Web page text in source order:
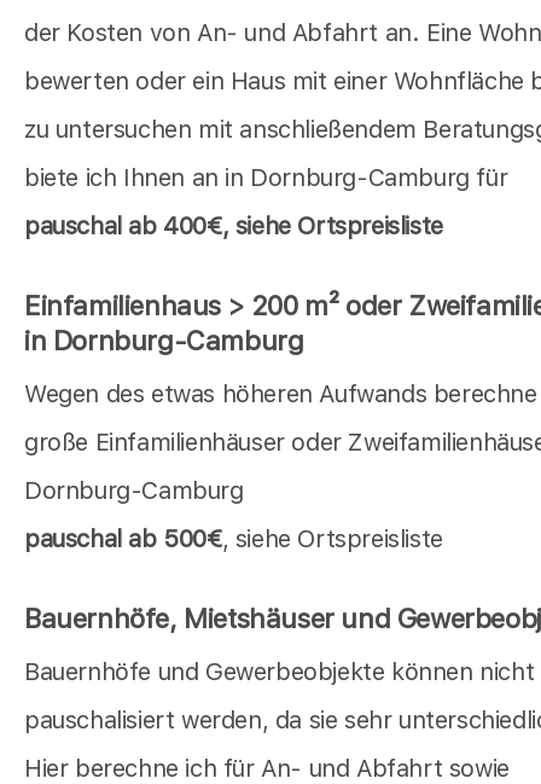
der Kosten von An- und Abfahrt an. Eine
bewerten oder ein Haus mit einer Wohnfläche
zu untersuchen mit anschließendem
biete ich Ihnen an in Dornburg-Camburg für
pauschal ab 400€, siehe Ortspreisliste
Einfamilienhaus > 200 m² oder
in Dornburg-Camburg
Wegen des etwas höheren Aufwands
große Einfamilienhäuser oder
Dornburg-Camburg
pauschal ab 500€, siehe Ortspreisliste
Bauernhöfe, Mietshäuser und
Bauernhöfe und Gewerbeobjekte können nicht
pauschalisiert werden, da sie sehr
Hier berechne ich für An- und Abfahrt sowie